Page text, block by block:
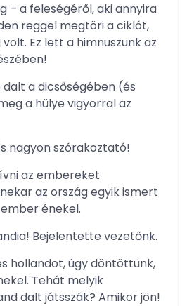
– a feleségéről, aki annyira
reggel megtöri a ciklót,
Ez lett a himnuszunk az
dalt a dicsőségében (és
a hülye vigyorral az
nagyon szórakoztató!
az embereket
az ország egyik ismert
énekel.
Bejelentette vezetőnk.
hollandot, úgy döntöttünk,
Tehát melyik
dalt játsszák? Amikor jön!